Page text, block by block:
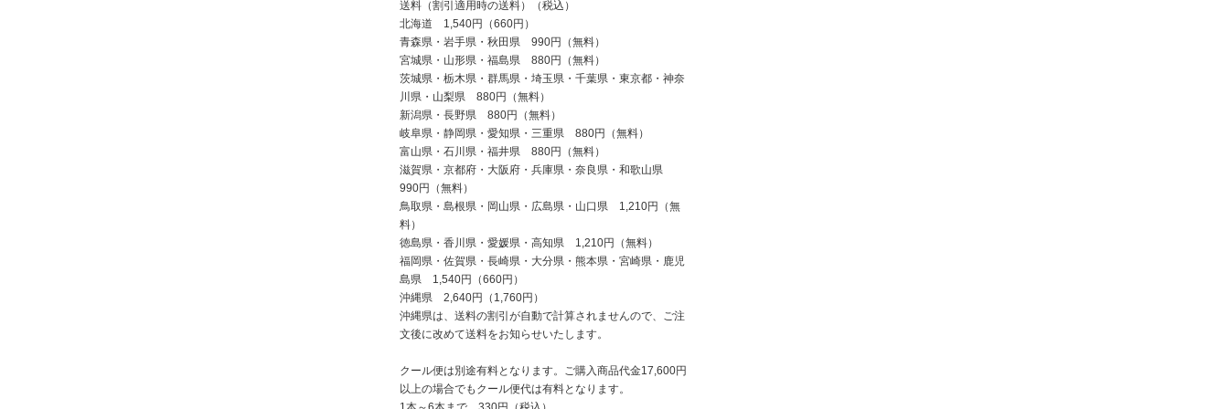
送料（割引適用時の送料）（税込）
北海道 1,540円（660円）
青森県・岩手県・秋田県 990円（無料）
宮城県・山形県・福島県 880円（無料）
茨城県・栃木県・群馬県・埼玉県・千葉県・東京都・神奈
川県・山梨県 880円（無料）
新潟県・長野県 880円（無料）
岐阜県・静岡県・愛知県・三重県 880円（無料）
富山県・石川県・福井県 880円（無料）
滋賀県・京都府・大阪府・兵庫県・奈良県・和歌山県
990円（無料）
鳥取県・島根県・岡山県・広島県・山口県 1,210円（無
料）
徳島県・香川県・愛媛県・高知県 1,210円（無料）
福岡県・佐賀県・長崎県・大分県・熊本県・宮崎県・鹿児
島県 1,540円（660円）
沖縄県 2,640円（1,760円）
沖縄県は、送料の割引が自動で計算されませんので、ご注
文後に改めて送料をお知らせいたします。
クール便は別途有料となります。ご購入商品代金17,600円
以上の場合でもクール便代は有料となります。